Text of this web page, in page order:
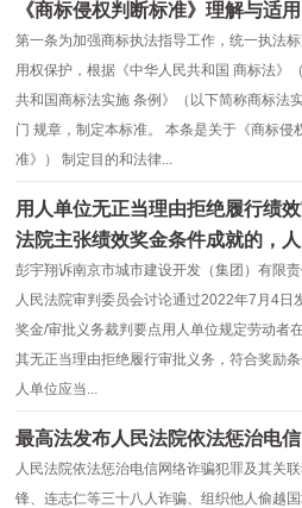
《商标侵权判断标准》理解与适用
第一条为加强商标执法指导工作，统一执法
用权保护，根据《中华人民共和国 商标法》
共和国商标法实施 条例》（以下简称商标法
门 规章，制定本标准。 本条是关于《商标侵
准》） 制定目的和法律...
用人单位无正当理由拒绝履行绩
法院主张绩效奖金条件成就的，
彭宇翔诉南京市城市建设开发（集团）有限
人民法院审判委员会讨论通过2022年7月4
奖金/审批义务裁判要点用人单位规定劳动者
其无正当理由拒绝履行审批义务，符合奖励
人单位应当...
最高法发布人民法院依法惩治电
人民法院依法惩治电信网络诈骗犯罪及其关
锋、连志仁等三十八人诈骗、组织他人偷越